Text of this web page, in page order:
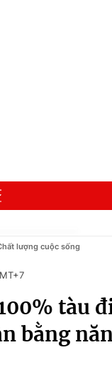
lượng cuộc sống
tàu
bằng